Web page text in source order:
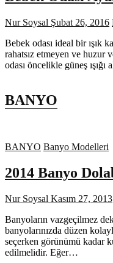
Nur Soysal Şubat 26, 2016
Bebek odası ideal bir ışık
rahatsız etmeyen ve huzur
odası öncelikle güneş ışığı
BANYO
BANYO Banyo Modelleri
2014 Banyo
Nur Soysal Kasım 27, 2013
Banyoların vazgeçilmez
banyolarınızda düzen
seçerken görünümü kadar
edilmelidir. Eğer…